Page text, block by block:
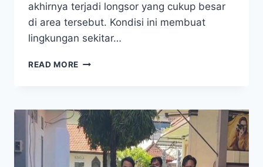
akhirnya terjadi longsor yang cukup besar
di area tersebut. Kondisi ini membuat
lingkungan sekitar…
READ MORE LONGSOR
DI
CIANJUR,
DUA
JENAZAH
TERSANGKUT